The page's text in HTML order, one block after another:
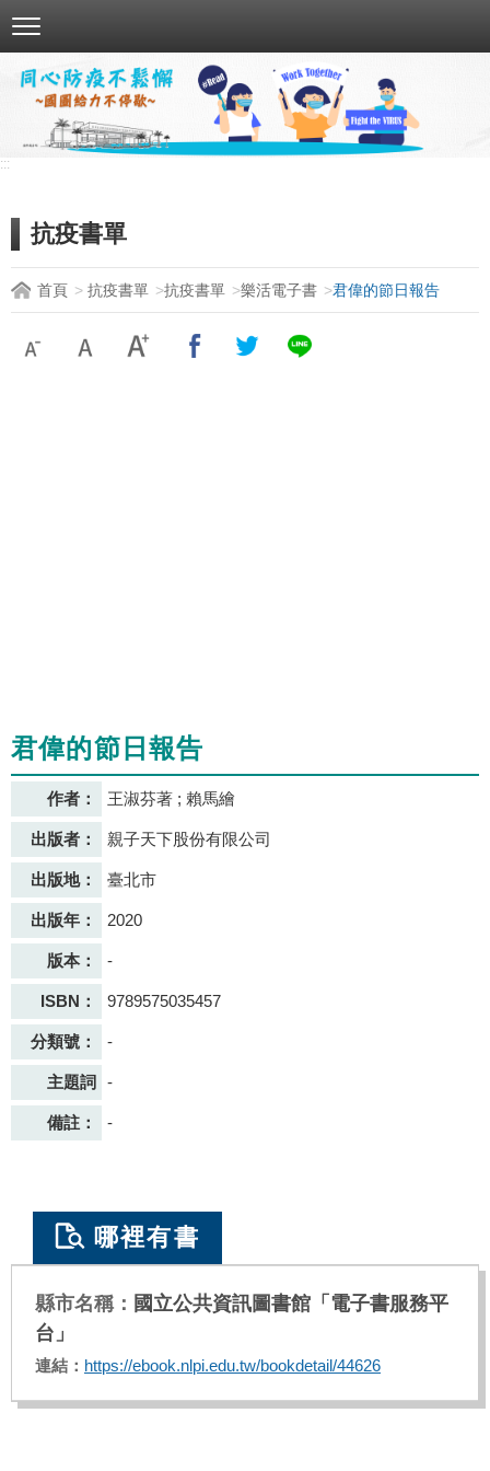
到
區
:::
抗疫書單
首頁 抗疫書單 抗疫書單 樂活電子書 君偉的節日報告
君偉的節日報告
作者： 王淑芬著 ; 賴馬繪
出版者： 親子天下股份有限公司
出版地： 臺北市
出版年： 2020
版本： -
ISBN： 9789575035457
分類號： -
主題詞 -
備註： -
哪裡有書
國立公共資訊圖書館「電子書服務平
台」
https://ebook.nlpi.edu.tw/bookdetail/44626